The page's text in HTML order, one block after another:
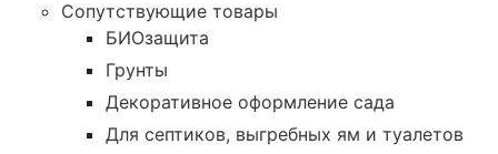
Сопутствующие товары
БИОзащита
Грунты
Декоративное оформление сада
Для септиков, выгребных ям и туалетов